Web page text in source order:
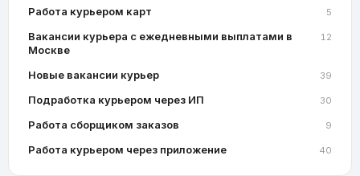
Работа курьером карт 5
Вакансии курьера с ежедневными выплатами в
Москве
12
Новые вакансии курьер 39
Подработка курьером через ИП 30
Работа сборщиком заказов 9
Работа курьером через приложение 40